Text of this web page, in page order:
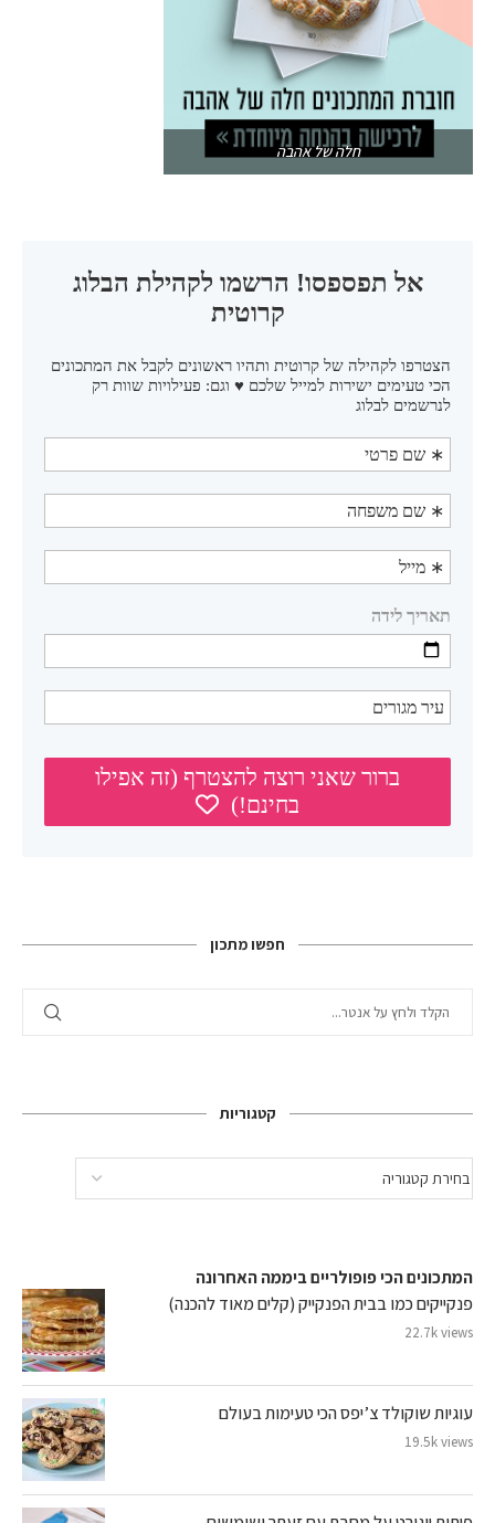
חלה של אהבה
חפשו מתכון
קטגוריות
המתכונים הכי פופולריים ביממה האחרונה
פנקייקים כמו בבית הפנקייק (קלים מאוד להכנה)
22.7k views
עוגיות שוקולד צ’יפס הכי טעימות בעולם
19.5k views